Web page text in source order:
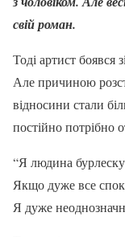
свій роман.
Тоді артист боявся
Але причиною
відносини стали
постійно потрібно
“Я людина
Якщо дуже все
Я дуже